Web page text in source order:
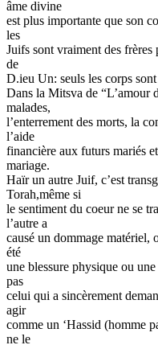
âme divine
est plus importante que son
les
Juifs sont vraiment des
de
D.ieu Un: seuls les corps
Dans la Mitsva de “L’amour
malades,
l’enterrement des morts, la
l’aide
financière aux futurs mariés
mariage.
Haïr un autre Juif, c’est
Torah,même si
le sentiment du coeur ne se
l’autre a
causé un dommage matériel,
été
une blessure physique ou
pas
celui qui a sincèrement
agir
comme un ‘Hassid (homme
ne le